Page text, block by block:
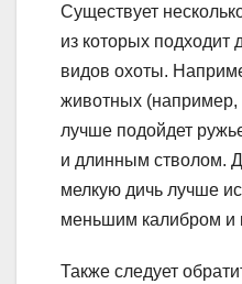
Существует
из которых подходит
видов охоты.
животных (например,
лучше подойдет
и длинным стволом.
мелкую дичь лучше
меньшим калибром и
Также следует